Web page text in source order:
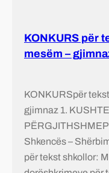
KONKURS për
mesëm –
KONKURSpër
gjimnaz 1.
Shkencës –
për tekst shkollor: